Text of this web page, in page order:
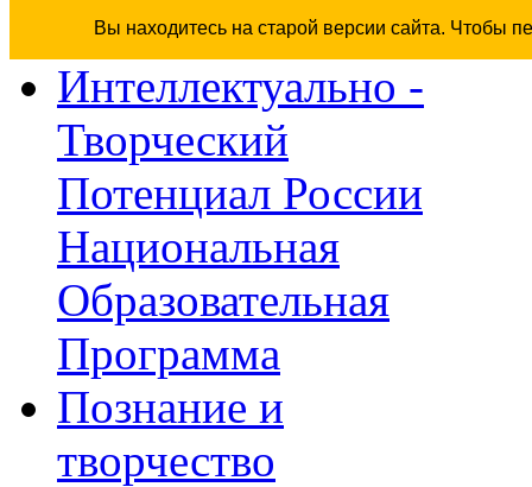
Вы находитесь на старой версии сайта. Чтобы
Интеллектуально -
Творческий
Потенциал России
Национальная
Образовательная
Программа
Познание и
творчество